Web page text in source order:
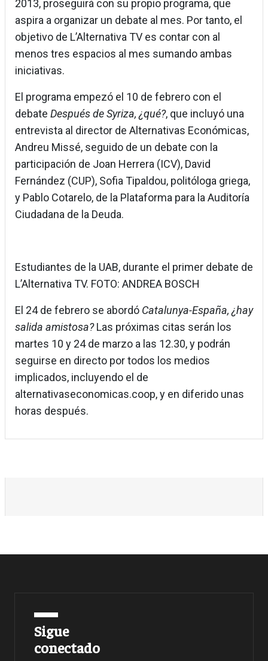
2013, proseguirá con su propio programa, que
aspira a organizar un debate al mes. Por tanto, el
objetivo de L’Alternativa TV es contar con al
menos tres espacios al mes sumando ambas
iniciativas.
El programa empezó el 10 de febrero con el
debate Después de Syriza, ¿qué?, que incluyó una
entrevista al director de Alternativas Económicas,
Andreu Missé, seguido de un debate con la
participación de Joan Herrera (ICV), David
Fernández (CUP), Sofia Tipaldou, politóloga griega,
y Pablo Cotarelo, de la Plataforma para la Auditoría
Ciudadana de la Deuda.
Estudiantes de la UAB, durante el primer debate de
L’Alternativa TV. FOTO: ANDREA BOSCH
El 24 de febrero se abordó Catalunya-España, ¿hay
salida amistosa?Las próximas citas serán los
martes 10 y 24 de marzo a las 12.30, y podrán
seguirse en directo por todos los medios
implicados, incluyendo el de
alternativaseconomicas.coop, y en diferido unas
horas después.
Sigue
conectado